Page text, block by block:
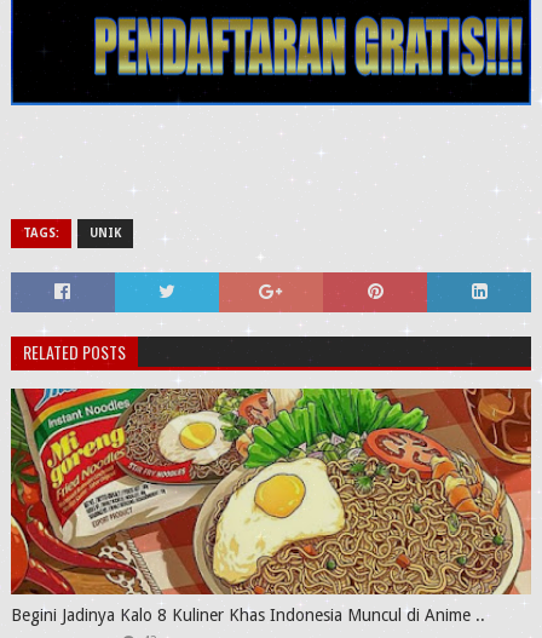
TAGS: UNIK
RELATED POSTS
Begini Jadinya Kalo 8 Kuliner Khas Indonesia Muncul di Anime ..